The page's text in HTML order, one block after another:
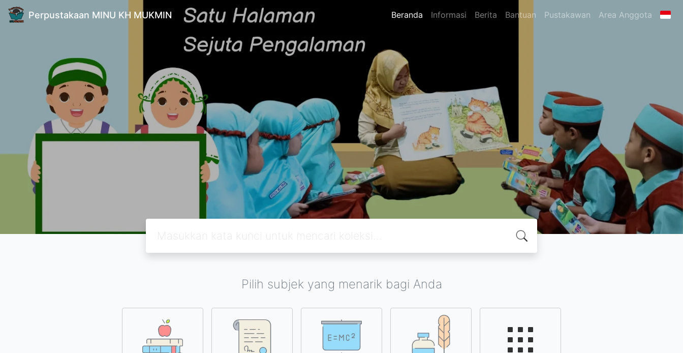
Perpustakaan MINU KH MUKMIN Beranda Informasi Berita Bantuan Pustakawan Area Anggota
Pilih subjek yang menarik bagi Anda